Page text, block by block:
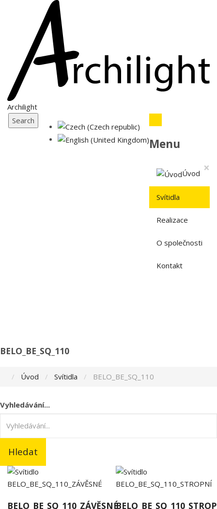
Archilight
Menu
×
Úvod
Svítidla
Realizace
O společnosti
Kontakt
Search
BELO_BE_SQ_110
Úvod Svítidla BELO_BE_SQ_110
Vyhledávání...
Hledat
BELO_BE_SQ_110_ZÁVĚSNÉ